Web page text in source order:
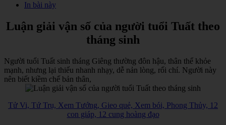
In bài này
Luận giải vận số của người tuổi Tuất theo
tháng sinh
Người tuổi Tuất sinh tháng Giêng thường đôn hậu, thân thể khỏe
mạnh, nhưng lại thiếu nhanh nhạy, dễ nản lòng, rối chí. Người này
nên biết kiềm chế bản thân,
Tử Vi, Tứ Trụ, Xem Tướng, Gieo quẻ, Xem bói, Phong Thủy, 12
con giáp, 12 cung hoàng đạo